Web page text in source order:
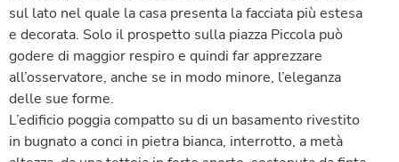
sul lato nel quale la casa presenta la facciata più estesa
e decorata. Solo il prospetto sulla piazza Piccola può
godere di maggior respiro e quindi far apprezzare
all’osservatore, anche se in modo minore, l’eleganza
delle sue forme.
L’edificio poggia compatto su di un basamento rivestito
in bugnato a conci in pietra bianca, interrotto, a metà